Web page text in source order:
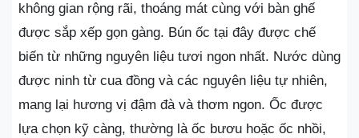
không gian rộng rãi, thoáng mát cùng với bàn ghế
được sắp xếp gọn gàng. Bún ốc tại đây được chế
biến từ những nguyên liệu tươi ngon nhất. Nước dùng
được ninh từ cua đồng và các nguyên liệu tự nhiên,
mang lại hương vị đậm đà và thơm ngon. Ốc được
lựa chọn kỹ càng, thường là ốc bươu hoặc ốc nhồi,